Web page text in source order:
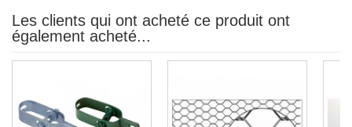
Les clients qui ont acheté ce produit ont
également acheté...